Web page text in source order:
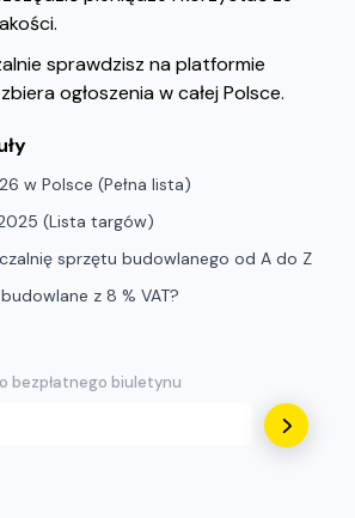
sprawdzisz na platformie
ogłoszenia w całej Polsce.
w Polsce (Pełna lista)
(Lista targów)
sprzętu budowlanego od A do Z
z 8 % VAT?
bezpłatnego biuletynu